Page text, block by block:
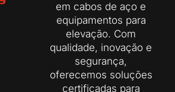
em cabos de aço e
equipamentos para
elevação. Com
qualidade, inovação e
segurança,
oferecemos soluções
certificadas para